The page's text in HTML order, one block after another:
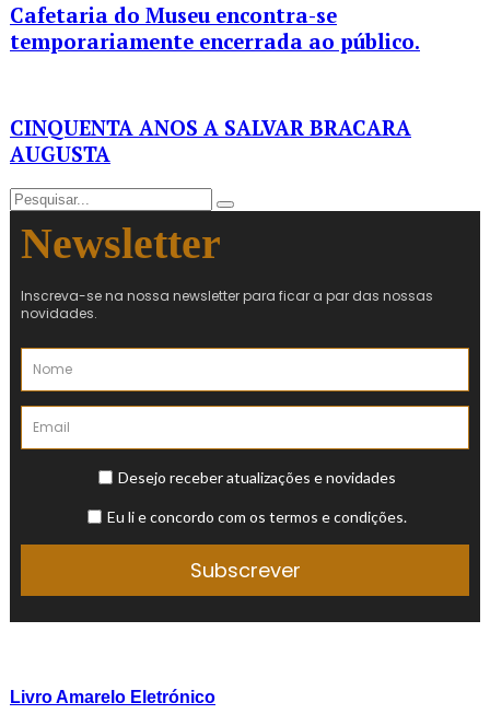
Cafetaria do Museu encontra-se
temporariamente encerrada ao público.
CINQUENTA ANOS A SALVAR BRACARA
AUGUSTA
Livro Amarelo Eletrónico